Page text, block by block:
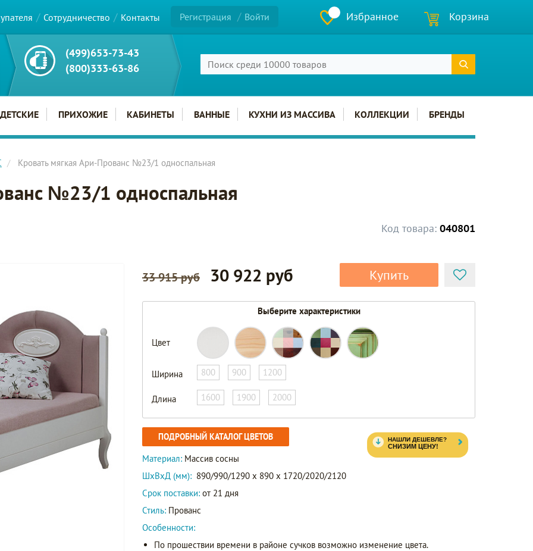
Сотрудничество Контакты Регистрация Войти Избранное Корзина
(499)653-73-43
(800)333-63-86
ДЕТСКИЕ ПРИХОЖИЕ КАБИНЕТЫ ВАННЫЕ КУХНИ ИЗ МАССИВА КОЛЛЕКЦИИ БРЕНДЫ
Кровать мягкая Ари-Прованс №23/1 односпальная
№23/1 односпальная
Код товара: 040801
33 915 руб 30 922 руб Купить
Выберите характеристики
Цвет
Ширина 800 900 1200
Длина 1600 1900 2000
ПОДРОБНЫЙ КАТАЛОГ ЦВЕТОВ
Материал: Массив сосны
ШxВxД (мм): 890/990/1290 x 890 x 1720/2020/2120
Срок поставки: от 21 дня
Стиль: Прованс
Особенности:
По прошествии времени в районе сучков возможно изменение цвета.